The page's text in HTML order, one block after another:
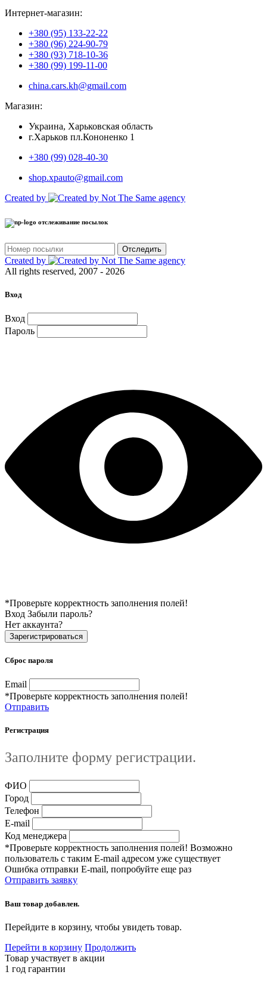
Интернет-магазин:
+380 (95) 133-22-22
+380 (96) 224-90-79
+380 (93) 718-10-36
+380 (99) 199-11-00
china.cars.kh@gmail.com
Магазин:
Украина, Харьковская область
г.Харьков пл.Кононенко 1
+380 (99) 028-40-30
shop.xpauto@gmail.com
Created by
отслеживание посылок
Отследить
Created by
All rights reserved, 2007 - 2026
Вход
Вход
Пароль
*Проверьте корректность заполнения полей!
Вход Забыли пароль?
Нет аккаунта?
Зарегистрироваться
Сброс пароля
Email
*Проверьте корректность заполнения полей!
Отправить
Регистрация
Заполните форму регистрации.
ФИО
Город
Телефон
E-mail
Код менеджера
*Проверьте корректность заполнения полей! Возможно
пользователь с таким E-mail адресом уже существует
Ошибка отправки E-mail, попробуйте еще раз
Отправить заявку
Ваш товар добавлен.
Перейдите в корзину, чтобы увидеть товар.
Перейти в корзину Продолжить
Товар участвует в акции
1 год гарантии